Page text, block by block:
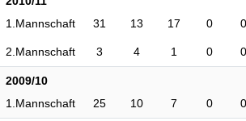
1.Mannschaft
31 13 17 0 0
2.Mannschaft 3 4 1 0 0
2009/10
1.Mannschaft
25 10 7 0 0